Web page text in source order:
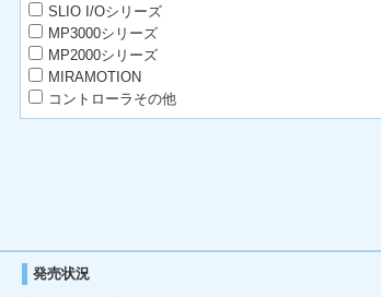
SLIO I/Oシリーズ
MP3000シリーズ
MP2000シリーズ
MIRAMOTION
コントローラその他
発売状況